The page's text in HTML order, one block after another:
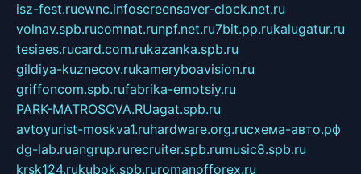
isz-fest.ruewnc.infoscreensaver-clock.net.ru
volnav.spb.rucomnat.runpf.net.ru7bit.pp.rukalugatur.ru
tesiaes.rucard.com.rukazanka.spb.ru
gildiya-kuznecov.rukameryboavision.ru
griffoncom.spb.rufabrika-emotsiy.ru
PARK-MATROSOVA.RUagat.spb.ru
avtoyurist-moskva1.ruhardware.org.ruсхема-авто.рф
dg-lab.ruangrup.rurecruiter.spb.rumusic8.spb.ru
krsk124.rukubok.spb.ruromanofforex.ru